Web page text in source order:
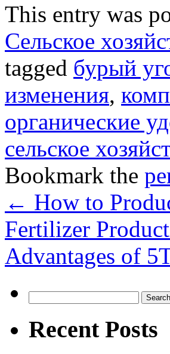
This entry was
Сельское
tagged бурый
изменения,
органические
сельское
Bookmark the
← How to
Fertilizer
Advantages of
for:
Recent Posts